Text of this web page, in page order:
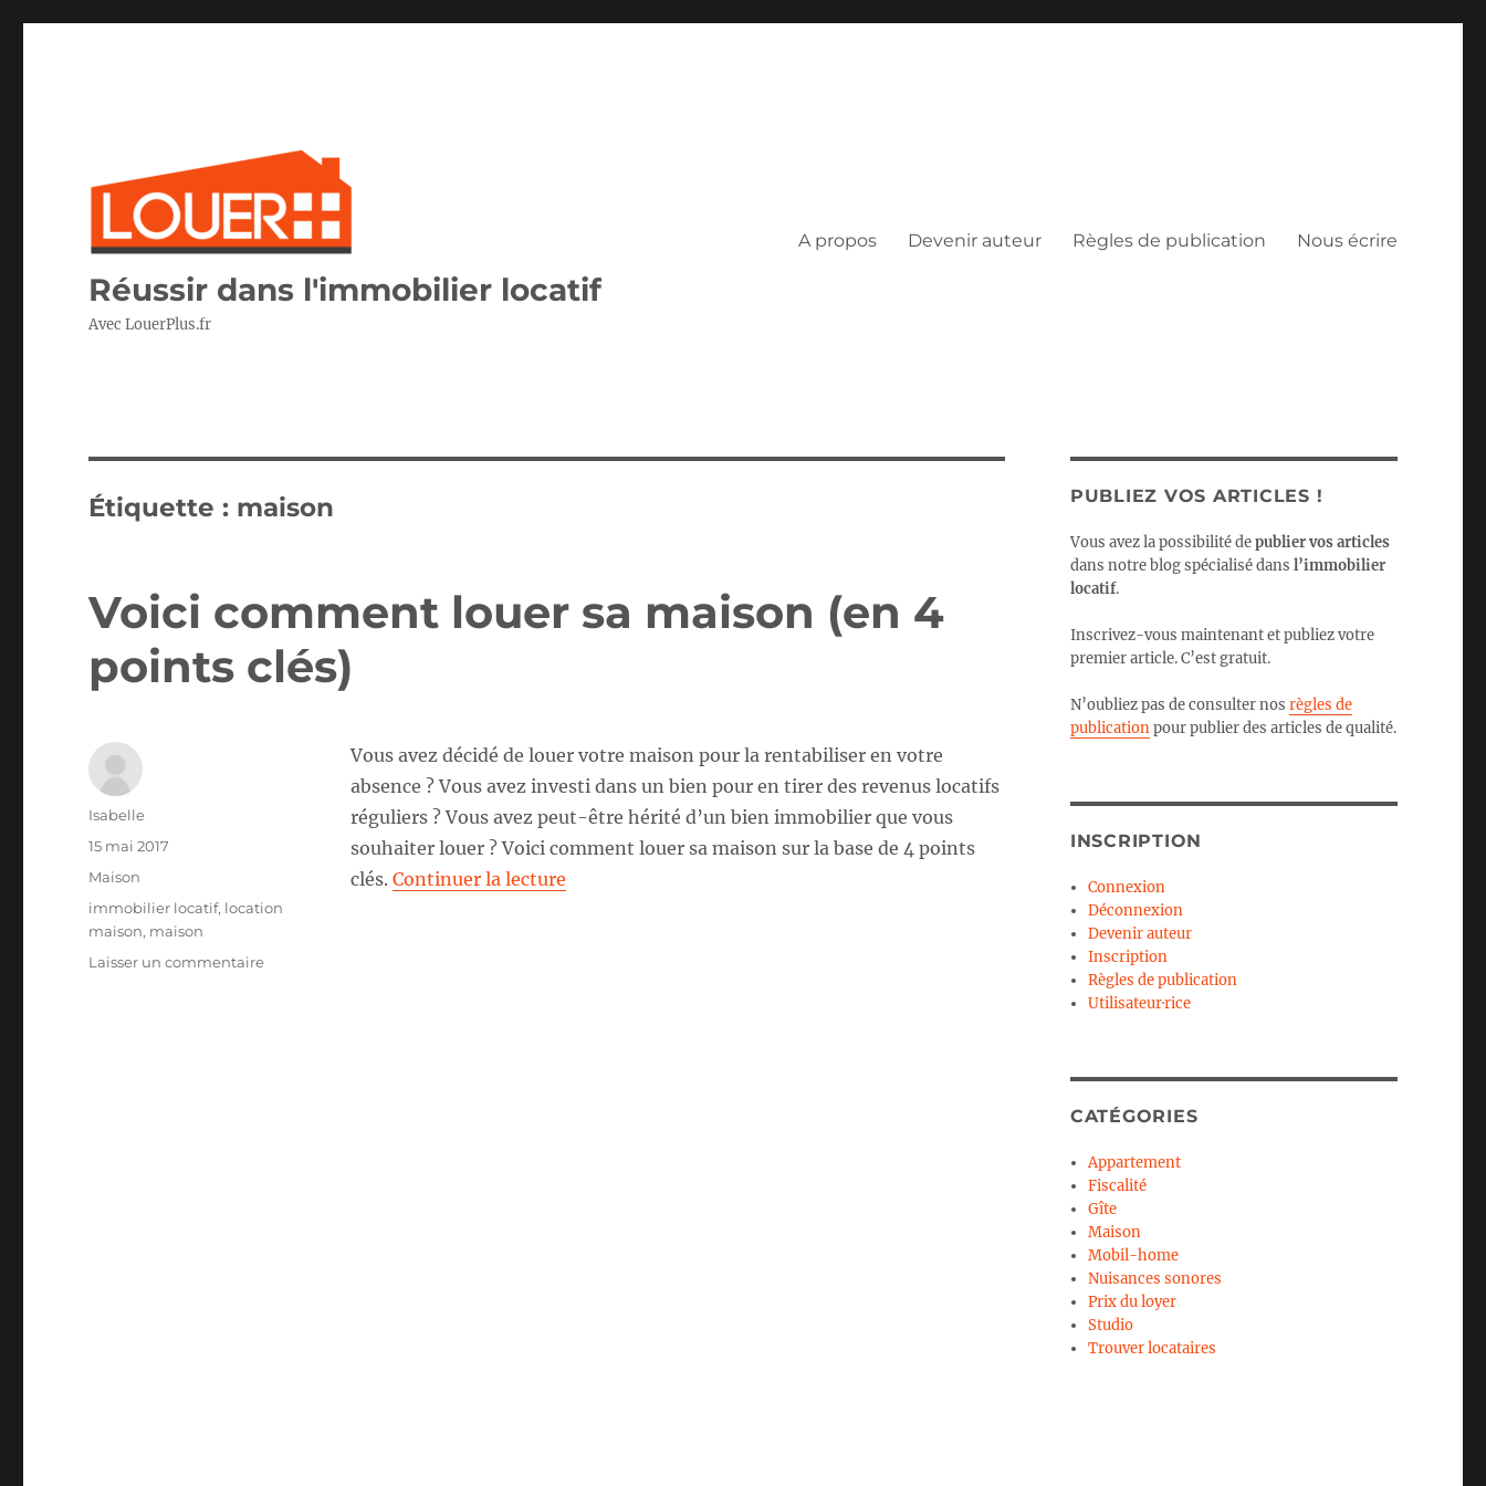
Réussir dans l'immobilier locatif
Avec LouerPlus.fr
A propos Devenir auteur Règles de publication Nous écrire
Étiquette : maison
Voici comment louer sa maison (en 4
points clés)
Vous avez décidé de louer votre maison pour la rentabiliser en votre
absence ? Vous avez investi dans un bien pour en tirer des revenus locatifs
réguliers ? Vous avez peut-être hérité d’un bien immobilier que vous
souhaiter louer ? Voici comment louer sa maison sur la base de 4 points
clés. Continuer la lecturede « Voici comment louer sa maison (en 4 points clés) »
Auteur
Isabelle
Publié
15 mai 2017
Catégories
Maison
Étiquettes
immobilier locatif, location
maison, maison
Laisser un commentairesur
PUBLIEZ VOS ARTICLES !
Vous avez la possibilité depublier vos articles
dans notre blog spécialisé dans l’immobilier
locatif.
Inscrivez-vous maintenant et publiez votre
premier article. C’est gratuit.
N’oubliez pas de consulter nos règles de
publicationpour publier des articles de qualité.
INSCRIPTION
Connexion
Déconnexion
Devenir auteur
Inscription
Règles de publication
Utilisateur·rice
CATÉGORIES
Appartement
Fiscalité
Gîte
Maison
Mobil-home
Nuisances sonores
Prix du loyer
Studio
Trouver locataires